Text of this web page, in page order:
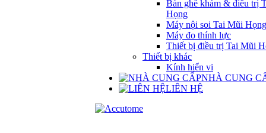
Bàn ghế khám & điều trị
Họng
Máy nội soi Tai Mũi Họng
Máy đo thính lực
Thiết bị điều trị Tai Mũi
Thiết bị khác
Kính hiển vi
NHÀ CUNG
LIÊN HỆ